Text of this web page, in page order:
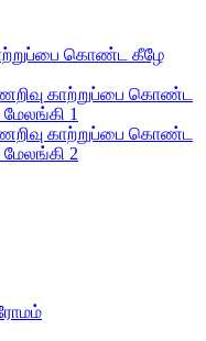
கொண்ட கீழே
காற்றுப்பை கொண்ட
1
காற்றுப்பை கொண்ட
2